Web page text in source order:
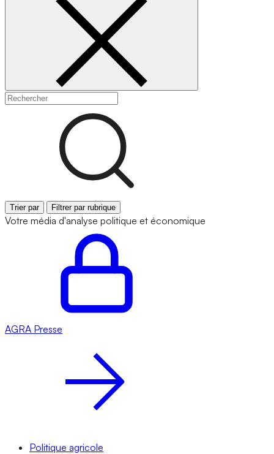
Trier par Filtrer par rubrique
Votre média d'analyse politique et économique
AGRA Presse
Politique agricole